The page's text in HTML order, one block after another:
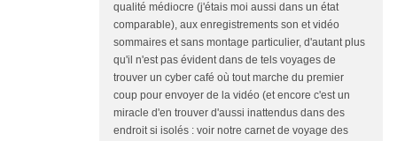
qualité médiocre (j'étais moi aussi dans un état
comparable), aux enregistrements son et vidéo
sommaires et sans montage particulier, d'autant plus
qu'il n'est pas évident dans de tels voyages de
trouver un cyber café où tout marche du premier
coup pour envoyer de la vidéo (et encore c'est un
miracle d'en trouver d'aussi inattendus dans des
endroit si isolés : voir notre carnet de voyage des